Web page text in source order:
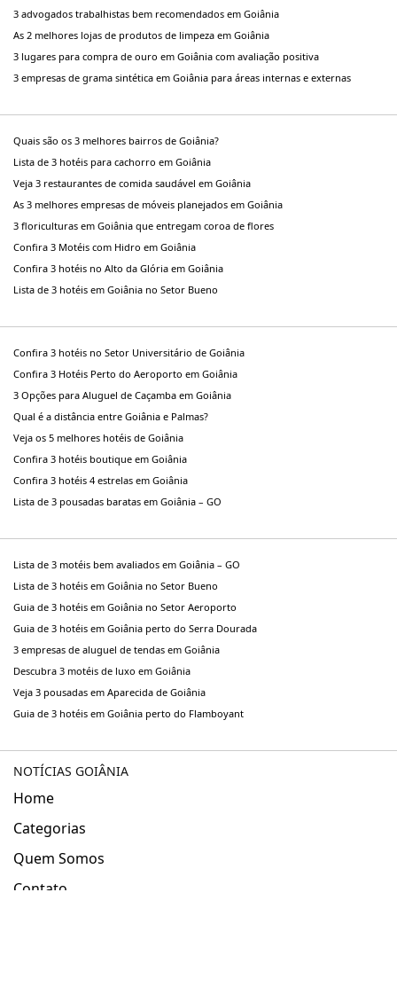
3 advogados trabalhistas bem recomendados em Goiânia
As 2 melhores lojas de produtos de limpeza em Goiânia
3 lugares para compra de ouro em Goiânia com avaliação positiva
3 empresas de grama sintética em Goiânia para áreas internas e externas
Quais são os 3 melhores bairros de Goiânia?
Lista de 3 hotéis para cachorro em Goiânia
Veja 3 restaurantes de comida saudável em Goiânia
As 3 melhores empresas de móveis planejados em Goiânia
3 floriculturas em Goiânia que entregam coroa de flores
Confira 3 Motéis com Hidro em Goiânia
Confira 3 hotéis no Alto da Glória em Goiânia
Lista de 3 hotéis em Goiânia no Setor Bueno
Confira 3 hotéis no Setor Universitário de Goiânia
Confira 3 Hotéis Perto do Aeroporto em Goiânia
3 Opções para Aluguel de Caçamba em Goiânia
Qual é a distância entre Goiânia e Palmas?
Veja os 5 melhores hotéis de Goiânia
Confira 3 hotéis boutique em Goiânia
Confira 3 hotéis 4 estrelas em Goiânia
Lista de 3 pousadas baratas em Goiânia – GO
Lista de 3 motéis bem avaliados em Goiânia – GO
Lista de 3 hotéis em Goiânia no Setor Bueno
Guia de 3 hotéis em Goiânia no Setor Aeroporto
Guia de 3 hotéis em Goiânia perto do Serra Dourada
3 empresas de aluguel de tendas em Goiânia
Descubra 3 motéis de luxo em Goiânia
Veja 3 pousadas em Aparecida de Goiânia
Guia de 3 hotéis em Goiânia perto do Flamboyant
NOTÍCIAS GOIÂNIA
Home
Categorias
Quem Somos
Contato